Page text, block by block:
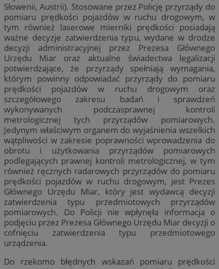
Słowenii, Austrii). Stosowane przez Policję przyrządy do
pomiaru prędkości pojazdów w ruchu drogowym, w
tym również laserowe mierniki prędkości posiadają
ważne decyzje zatwierdzenia typu, wydane w drodze
decyzji administracyjnej przez Prezesa Głównego
Urzędu Miar oraz aktualne świadectwa legalizacji
potwierdzające, że przyrządy spełniają wymagania,
którym powinny odpowiadać przyrządy do pomiaru
prędkości pojazdów w ruchu drogowym oraz
szczegółowego zakresu badań i sprawdzeń
wykonywanych podczasprawnej kontroli
metrologicznej tych przyrządów pomiarowych.
Jedynym właściwym organem do wyjaśnienia wszelkich
wątpliwości w zakresie poprawności wprowadzenia do
obrotu i użytkowania przyrządów pomiarowych
podlegających prawnej kontroli metrologicznej, w tym
również ręcznych radarowych przyrządów do pomiaru
prędkości pojazdów w ruchu drogowym, jest Prezes
Głównego Urzędu Miar, który jest wydawcą decyzji
zatwierdzenia typu przedmiotowych przyrządów
pomiarowych. Do Policji nie wpłynęła informacja o
podjęciu przez Prezesa Głównego Urzędu Miar decyzji o
cofnięciu zatwierdzenia typu przedmiotowego
urządzenia.
Do rzekomo błędnych wskazań pomiaru prędkości